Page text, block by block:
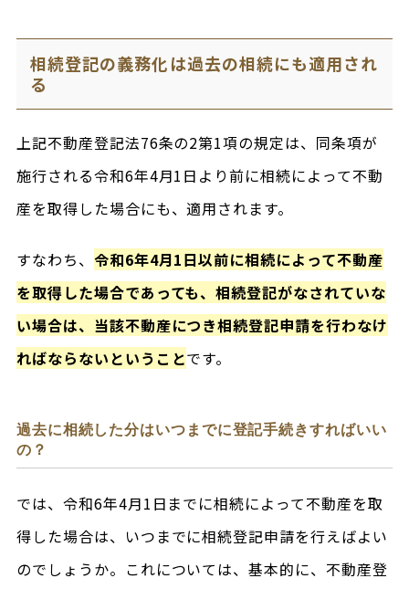
相続登記の義務化は過去の相続にも適用され
る
上記不動産登記法76条の2第1項の規定は、同条項が
施行される令和6年4月1日より前に相続によって不動
産を取得した場合にも、適用されます。
すなわち、 令和6年4月1日以前に相続によって不動産
を取得した場合であっても、相続登記がなされていな
い場合は、当該不動産につき相続登記申請を行わなけ
ればならないということです。
過去に相続した分はいつまでに登記手続きすればいい
の？
では、令和6年4月1日までに相続によって不動産を取
得した場合は、いつまでに相続登記申請を行えばよい
のでしょうか。これについては、基本的に、不動産登